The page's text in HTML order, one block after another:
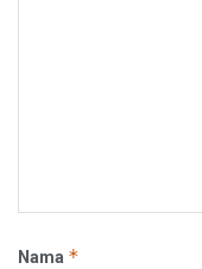
Nama *